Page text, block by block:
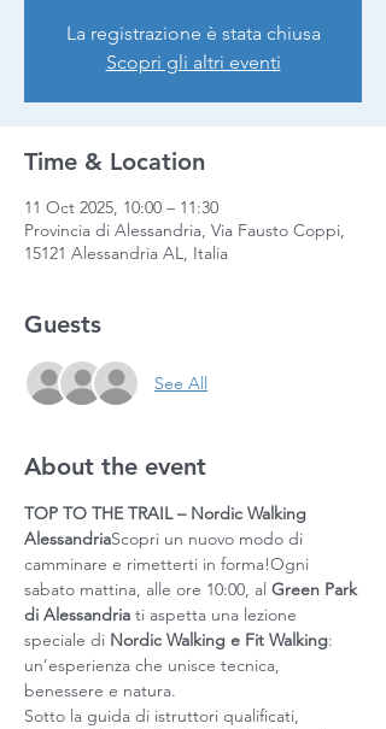
La registrazione è stata chiusa
Scopri gli altri eventi
Time & Location
11 Oct 2025, 10:00 – 11:30
Provincia di Alessandria, Via Fausto Coppi,
15121 Alessandria AL, Italia
Guests
See All
About the event
TOP TO THE TRAIL – Nordic Walking
AlessandriaScopri un nuovo modo di
camminare e rimetterti in forma!Ogni
sabato mattina, alle ore 10:00, al Green Park
di Alessandria ti aspetta una lezione
speciale di Nordic Walking e Fit Walking:
un’esperienza che unisce tecnica,
benessere e natura.
Sotto la guida di istruttori qualificati,